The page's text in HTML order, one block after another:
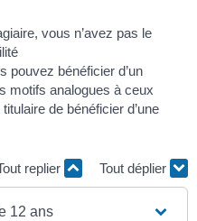
vous n’avez pas le
pouvez bénéficier d’un
motifs analogues à ceux
de bénéficier d’une
replier Tout déplier
12 ans